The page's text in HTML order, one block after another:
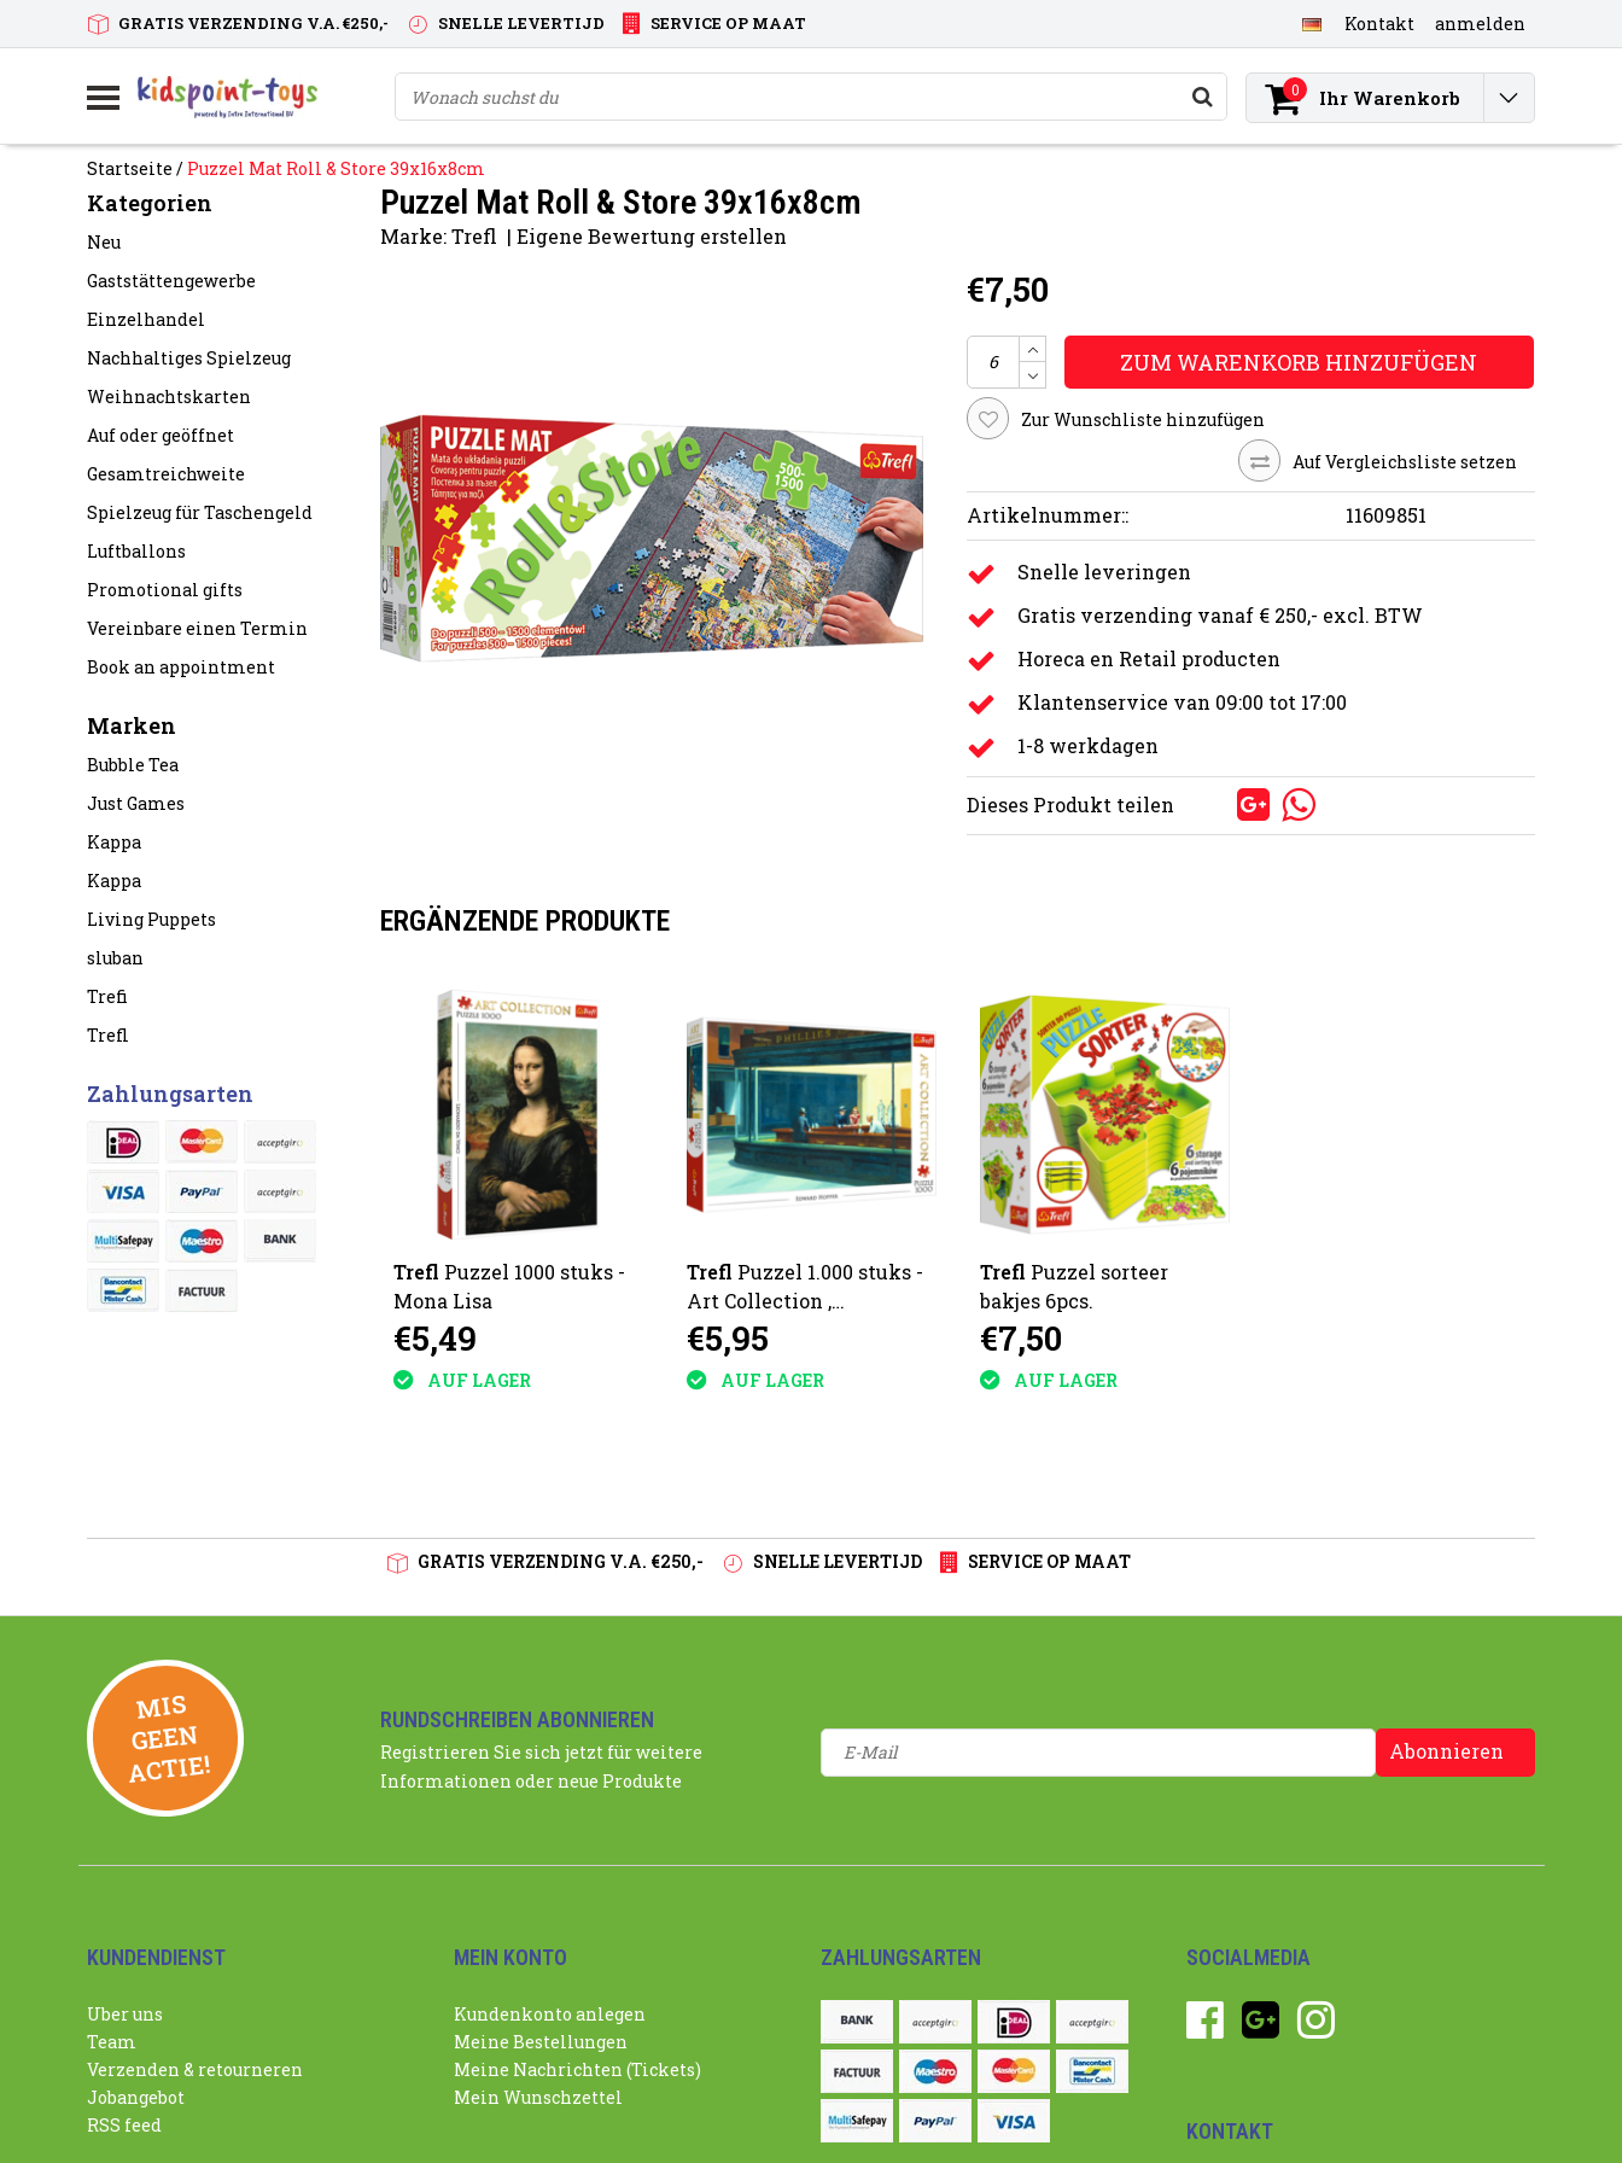
GRATIS VERZENDING V.A. €250,- SNELLE LEVERTIJD SERVICE OP MAAT Kontakt anmelden
0 Ihr Warenkorb
Startseite / Puzzel Mat Roll & Store 39x16x8cm
Kategorien
Neu
Gaststättengewerbe
Einzelhandel
Nachhaltiges Spielzeug
Weihnachtskarten
Auf oder geöffnet
Gesamtreichweite
Spielzeug für Taschengeld
Luftballons
Promotional gifts
Vereinbare einen Termin
Book an appointment
Marken
Bubble Tea
Just Games
Kappa
Kappa
Living Puppets
sluban
Trefi
Trefl
Zahlungsarten
Puzzel Mat Roll & Store 39x16x8cm
Marke:Trefl | Eigene Bewertung erstellen
€7,50
ZUM WARENKORB HINZUFÜGEN
Zur Wunschliste hinzufügen
Auf Vergleichsliste setzen
Artikelnummer:: 11609851
Snelle leveringen
Gratis verzending vanaf € 250,- excl. BTW
Horeca en Retail producten
Klantenservice van 09:00 tot 17:00
1-8 werkdagen
Dieses Produkt teilen
ERGÄNZENDE PRODUKTE
Trefl Puzzel 1000 stuks -
Mona Lisa
€5,49
AUF LAGER
Trefl Puzzel 1.000 stuks -
Art Collection ,
Nightawks
€5,95
AUF LAGER
Trefl Puzzel sorteer
bakjes 6pcs.
€7,50
AUF LAGER
GRATIS VERZENDING V.A. €250,- SNELLE LEVERTIJD SERVICE OP MAAT
MIS
GEE
N
ACTIE!
RUNDSCHREIBEN ABONNIEREN
Registrieren Sie sich jetzt für weitere
Informationen oder neue Produkte
Abonnieren
KUNDENDIENST
Uber uns
Team
Verzenden & retourneren
Jobangebot
RSS feed
MEIN KONTO
Kundenkonto anlegen
Meine Bestellungen
Meine Nachrichten (Tickets)
Mein Wunschzettel
ZAHLUNGSARTEN SOCIALMEDIA
KONTAKT